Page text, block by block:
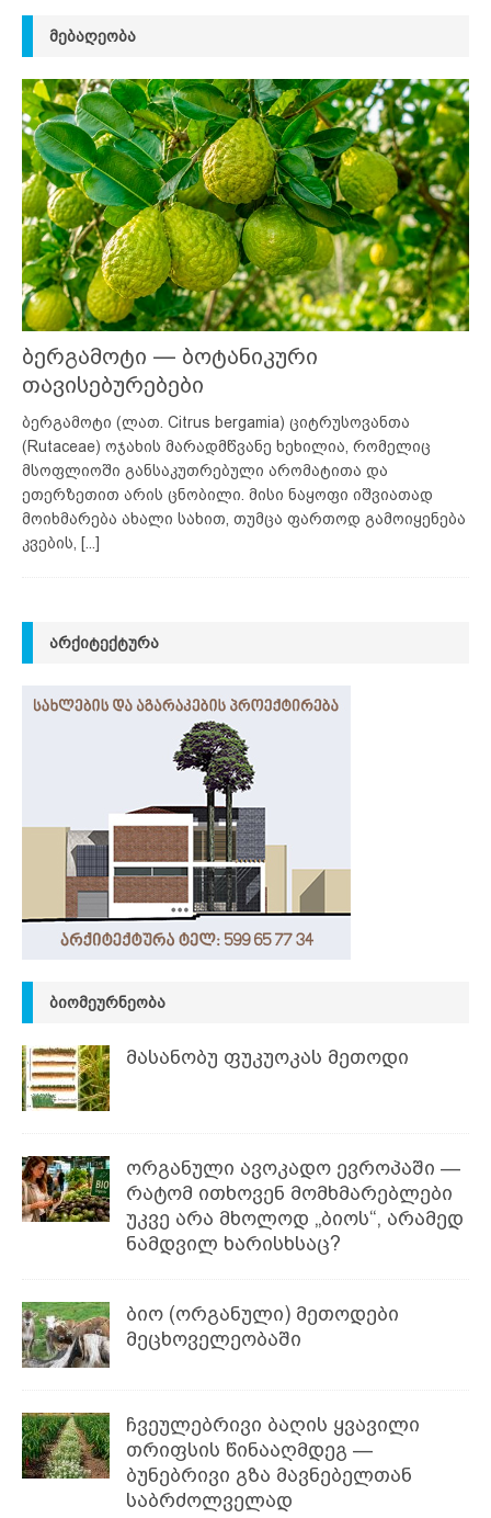
ᲛᲔᲑᲐᲦᲔᲝᲑᲐ
ბერგამოტი — ბოტანიკური
თავისებურებები
ბერგამოტი (ლათ. Citrus bergamia) ციტრუსოვანთა
(Rutaceae) ოჯახის მარადმწვანე ხეხილია, რომელიც
მსოფლიოში განსაკუთრებული არომატითა და
ეთერზეთით არის ცნობილი. მისი ნაყოფი იშვიათად
მოიხმარება ახალი სახით, თუმცა ფართოდ გამოიყენება
კვების,
[...]
ᲐᲠᲥᲘᲢᲔᲥᲢᲣᲠᲐ
ᲑᲘᲝᲛᲔᲣᲠᲜᲔᲝᲑᲐ
მასანობუ ფუკუოკას მეთოდი
ორგანული ავოკადო ევროპაში —
რატომ ითხოვენ მომხმარებლები
უკვე არა მხოლოდ „ბიოს“, არამედ
ნამდვილ ხარისხსაც?
ბიო (ორგანული) მეთოდები
მეცხოველეობაში
ჩვეულებრივი ბაღის ყვავილი
თრიფსის წინააღმდეგ —
ბუნებრივი გზა მავნებელთან
საბრძოლველად